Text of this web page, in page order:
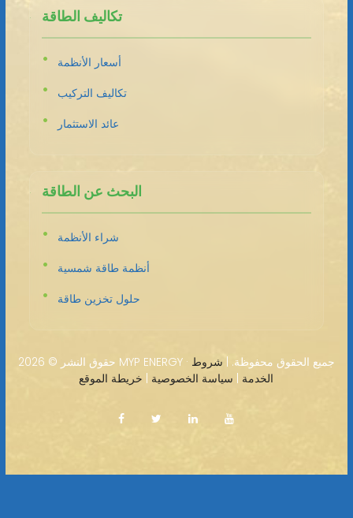
تكاليف الطاقة
أسعار الأنظمة
تكاليف التركيب
عائد الاستثمار
البحث عن الطاقة
شراء الأنظمة
أنظمة طاقة شمسية
حلول تخزين طاقة
حقوق النشر © 2026 MYP ENERGY · جميع الحقوق محفوظة. | شروط
الخدمة | سياسة الخصوصية | خريطة الموقع